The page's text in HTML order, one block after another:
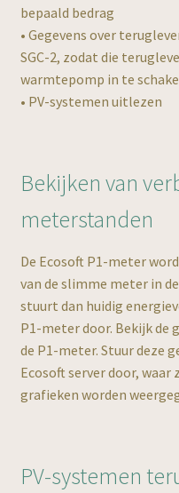
NL
bepaald bedrag
• Gegevens over
SGC-2, zodat die
warmtepomp in te
• PV-systemen uitlezen
Bekijken van
meterstanden
De Ecosoft P1-meter
van de slimme meter in
stuurt dan huidig
P1-meter door. Bekijk de
de P1-meter. Stuur deze
Ecosoft server door, waar
grafieken worden
PV-systemen